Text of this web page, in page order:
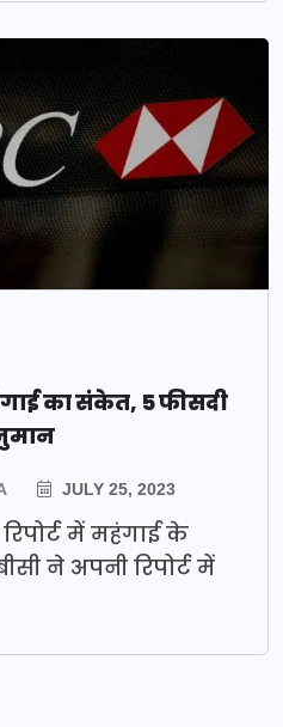
का संकेत, 5 फीसदी
JULY 25, 2023
में महंगाई के
ने अपनी रिपोर्ट में